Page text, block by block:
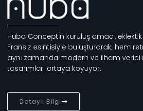
Huba Conceptin kuruluş amacı, eklektik
Fransız esintisiyle buluşturarak; hem
aynı zamanda modern ve ilham verici
tasarımları ortaya koyuyor.
Detaylı Bilgi